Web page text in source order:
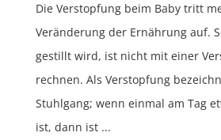
Die Verstopfung beim Baby tritt
Veränderung der Ernährung auf.
gestillt wird, ist nicht mit einer
rechnen. Als Verstopfung
Stuhlgang; wenn einmal am Tag
ist, dann ist ...